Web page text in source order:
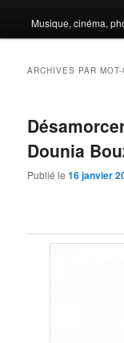
Musique, cinéma,
ARCHIVES PAR
Dounia
Publié le16 janvier